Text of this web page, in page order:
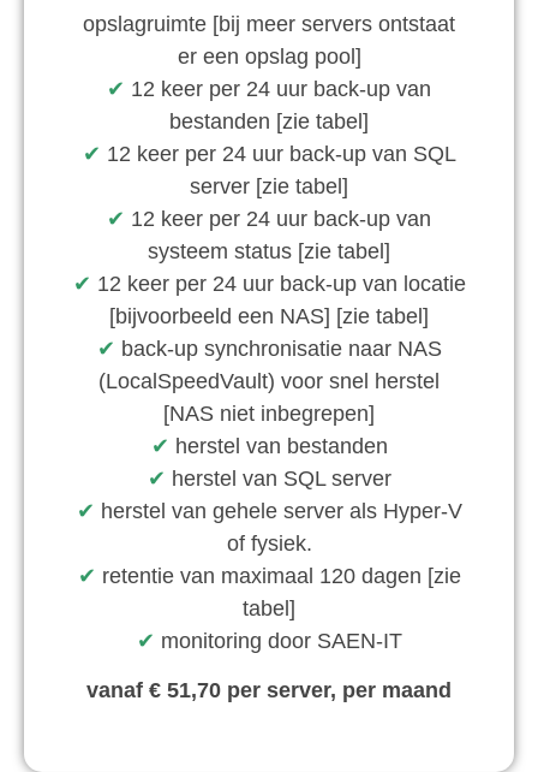
opslagruimte [bij meer servers ontstaat
er een opslag pool]
✔︎ 12 keer per 24 uur back-up van
bestanden [zie tabel]
✔︎ 12 keer per 24 uur back-up van SQL
server [zie tabel]
✔︎ 12 keer per 24 uur back-up van
systeem status [zie tabel]
✔︎ 12 keer per 24 uur back-up van locatie
[bijvoorbeeld een NAS] [zie tabel]
✔︎ back-up synchronisatie naar NAS
(LocalSpeedVault) voor snel herstel
[NAS niet inbegrepen]
✔︎ herstel van bestanden
✔︎ herstel van SQL server
✔︎ herstel van gehele server als Hyper-V
of fysiek.
✔︎ retentie van maximaal 120 dagen [zie
tabel]
✔︎ monitoring door SAEN-IT
vanaf € 51,70 per server, per maand